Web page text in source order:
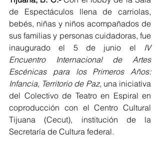
de Espectáculos llena de carriolas,
bebés, niñas y niños acompañados de
sus familias y personas cuidadoras, fue
inaugurado el 5 de junio el IV
Encuentro Internacional de Artes
Escénicas para los Primeros Años:
Infancia, Territorio de Paz, una iniciativa
del Colectivo de Teatro en Espiral en
coproducción con el Centro Cultural
Tijuana (Cecut), institución de la
Secretaría de Cultura federal.